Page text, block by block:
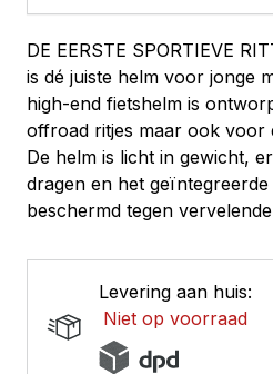
DE EERSTE SPORTIEVE
is dé juiste helm voor jonge
high-end fietshelm is
offroad ritjes maar ook voor
De helm is licht in gewicht,
dragen en het geïntegreerde
beschermd tegen
Levering aan huis:
Niet op voorraad